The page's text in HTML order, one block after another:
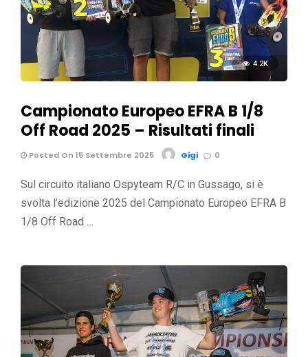
4.2K
Campionato Europeo EFRA B 1/8
Off Road 2025 – Risultati finali
Posted On 15 Settembre 2025 Gigi 0
Sul circuito italiano Ospyteam R/C in Gussago, si è
svolta l’edizione 2025 del Campionato Europeo EFRA B
1/8 Off Road …